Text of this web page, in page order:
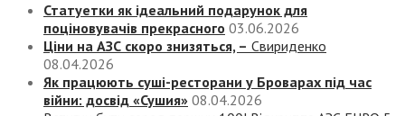
Статуетки як ідеальний подарунок для
поціновувачів прекрасного 03.06.2026
Ціни на АЗС скоро знизяться, – Свириденко
08.04.2026
Як працюють суші-ресторани у Броварах під час
війни: досвід «Сушия» 08.04.2026